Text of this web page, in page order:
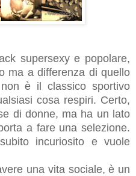
supersexy e popolare,
ma a differenza di quello
è il classico sportivo
cosa respiri. Certo,
di donne, ma ha un lato
a fare una selezione.
incuriosito e vuole
una vita sociale, è un